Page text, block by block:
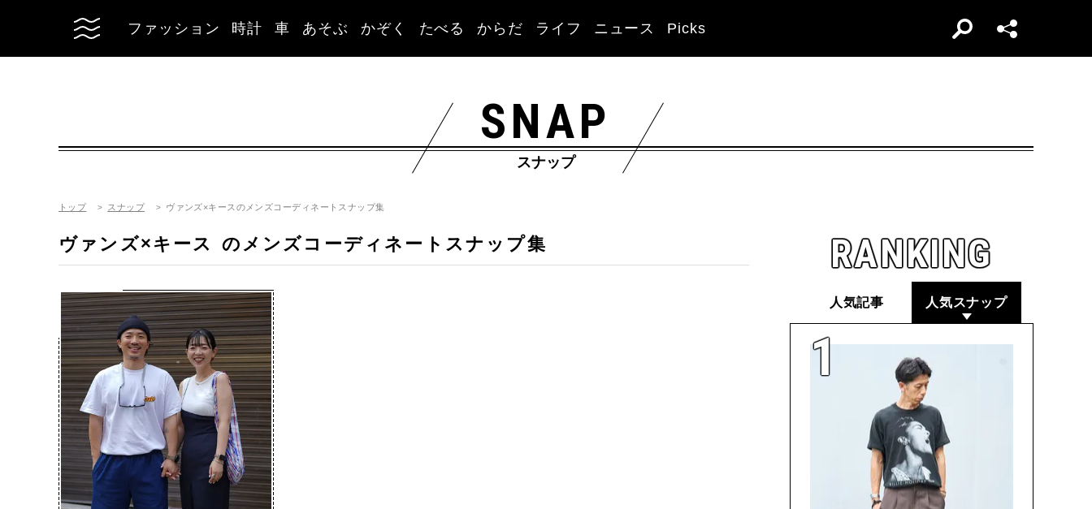
ファッション 時計 車 あそぶ かぞく たべる からだ ライフ ニュース Picks
SNAP
スナップ
トップ スナップ ヴァンズ×キースのメンズコーディネートスナップ集
ヴァンズ×キース のメンズコーディネートスナップ集 RANKING
人気記事 人気スナップ